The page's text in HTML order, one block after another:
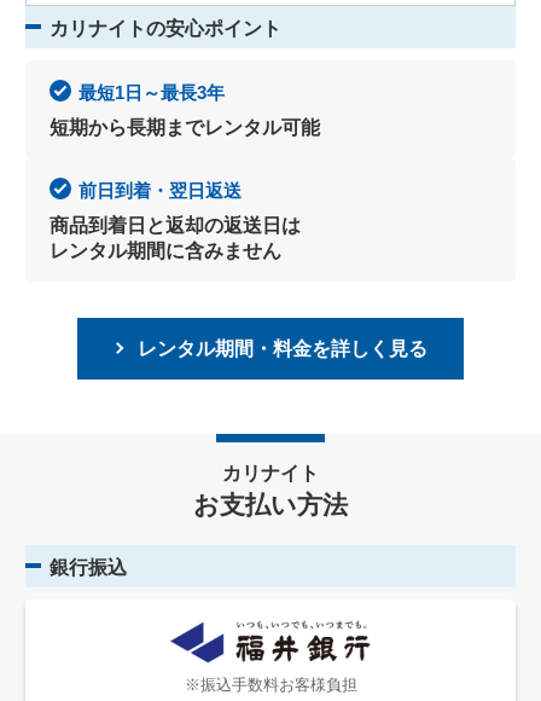
カリナイトの安心ポイント
最短1日～最長3年
短期から長期までレンタル可能
前日到着・翌日返送
商品到着日と返却の返送日は
レンタル期間に含みません
レンタル期間・料金を詳しく見る
カリナイト
お支払い方法
銀行振込
※振込手数料お客様負担